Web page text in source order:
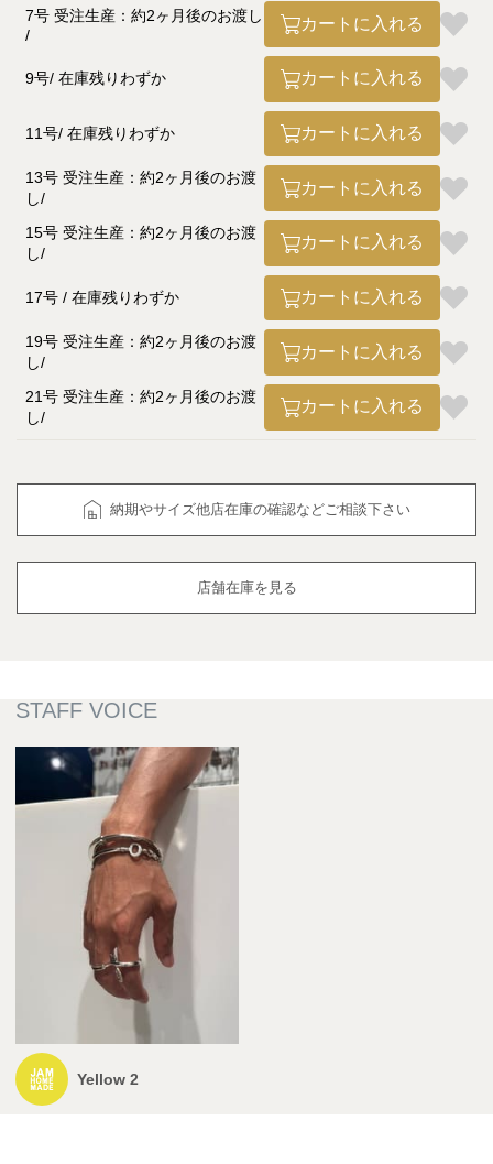
7号 受注生産：約2ヶ月後のお渡し カートに入れる
9号 在庫残りわずか カートに入れる
11号 在庫残りわずか カートに入れる
13号 受注生産：約2ヶ月後のお渡
し
カートに入れる
15号 受注生産：約2ヶ月後のお渡
し
カートに入れる
17号 在庫残りわずか カートに入れる
19号 受注生産：約2ヶ月後のお渡
し
カートに入れる
21号 受注生産：約2ヶ月後のお渡
し
カートに入れる
納期やサイズ他店在庫の確認などご相談下さい
店舗在庫を見る
Yellow 2